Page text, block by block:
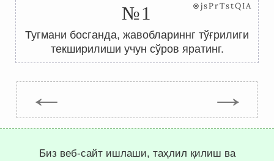
№1 ⊗jsPrTstQIA
Тугмани босганда, жавоблариннг тўғрилиги
текширилиши учун сўров яратинг.
← →
t.me/trepachev_dmitry
Биз веб-сайт ишлаши, таҳлил қилиш ва